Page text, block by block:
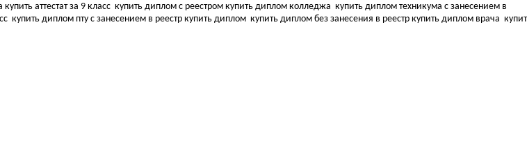
аттестат за 9 класс купить диплом с реестром купить диплом колледжа купить диплом техникума с занесением в
купить диплом пту с занесением в реестр купить диплом купить диплом без занесения в реестр купить диплом врача